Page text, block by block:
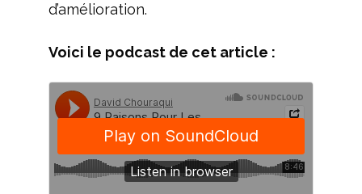
d’amélioration.
Voici le podcast de cet article :